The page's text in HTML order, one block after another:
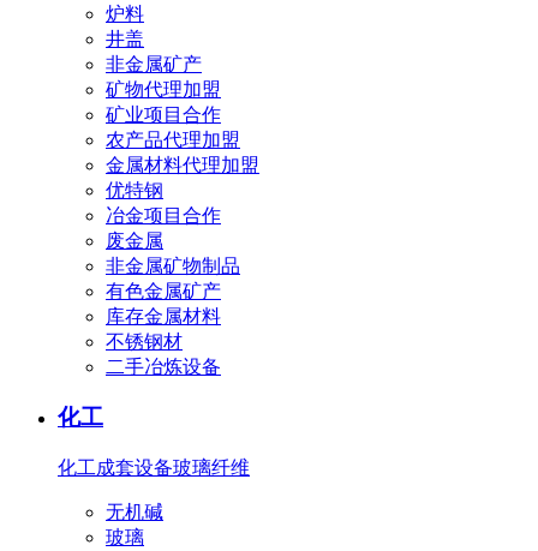
炉料
井盖
非金属矿产
矿物代理加盟
矿业项目合作
农产品代理加盟
金属材料代理加盟
优特钢
冶金项目合作
废金属
非金属矿物制品
有色金属矿产
库存金属材料
不锈钢材
二手冶炼设备
化工
化工成套设备玻璃纤维
无机碱
玻璃